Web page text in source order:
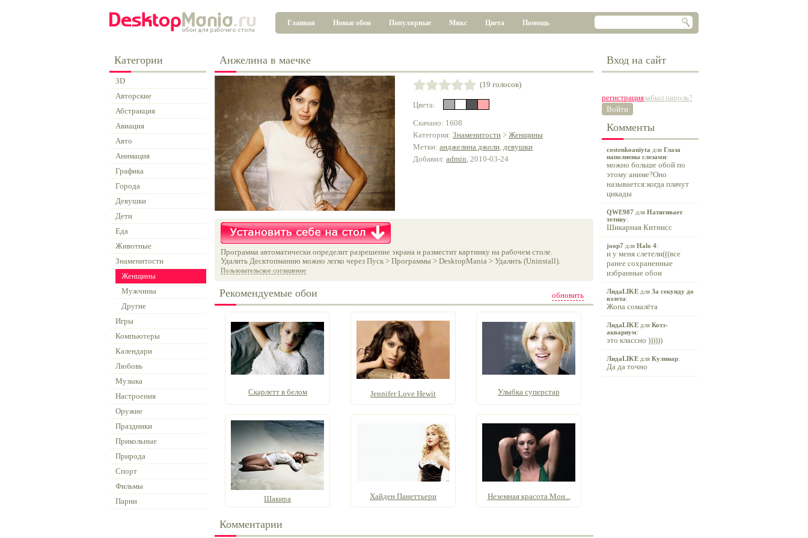
Главная Новые обои Популярные Микс Цвета Помощь
Категории
3D
Авторские
Абстракция
Авиация
Авто
Анимация
Графика
Города
Девушки
Дети
Еда
Животные
Знаменитости
Женщины
Мужчины
Другие
Игры
Компьютеры
Календари
Любовь
Музыка
Настроения
Оружие
Праздники
Прикольные
Природа
Спорт
Фильмы
Парни
Анжелина в маечке
(19 голосов)
Цвета:
Скачано: 1608
Категория: Знаменитости > Женщины
Метки: анджелина джоли, девушки
Добавил: admin, 2010-03-24
Программа автоматически определит разрешение экрана и разместит картинку на рабочем столе.
Удалить Десктопманию можно легко через Пуск > Программы > DesktopMania > Удалить (Uninstall).
Пользовательское соглашение
обновить
Рекомендуемые обои
Скарлетт в белом Jennifer Love Hewit Улыбка суперстар
Шакира Хайден Панеттьери Неземная красота Мон...
Комментарии
Вход на сайт
регистрациязабыл пароль?
Войти
Комменты
costenkoaniyta для Глаза
наполнены слезами:
можно больше обой по
этому аниме?Оно
называется:когда плачут
цикады
QWE987 для Натягивает
тетиву:
Шикарная Китнисс
joop7 для Halo 4:
и у меня слетели(((все
ранее сохраненные
избранные обои
ЛидаLIKE для За секунду до
взлета:
Жопа сомалёта
ЛидаLIKE для Котэ-
аквариум:
это классно ))))))
ЛидаLIKE для Кулинар:
Да да точно